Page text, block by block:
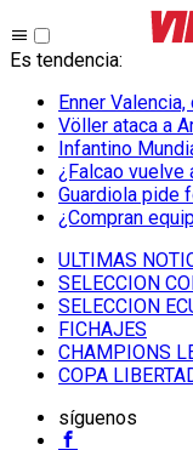
Es tendencia:
Enner
Völler ataca a
Infantino
¿Falcao vuelve
Guardiola pide
¿Compran
ULTIMAS
SELECCION
SELECCION
FICHAJES
CHAMPIONS
COPA
síguenos